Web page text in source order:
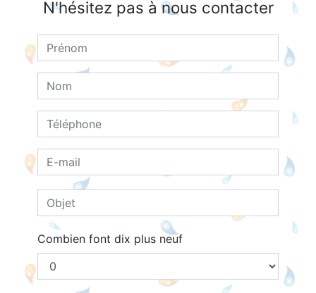
N'hésitez pas à nous contacter
Combien font dix plus neuf